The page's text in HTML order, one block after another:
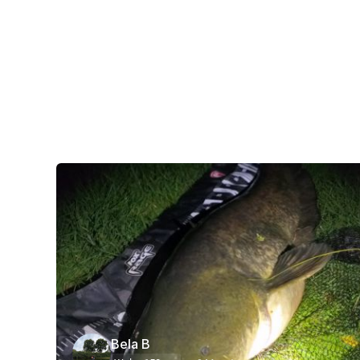
Bela B